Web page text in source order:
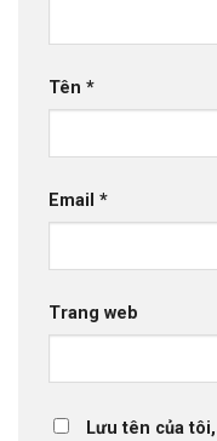
Tên *
Email *
Trang web
Lưu tên của